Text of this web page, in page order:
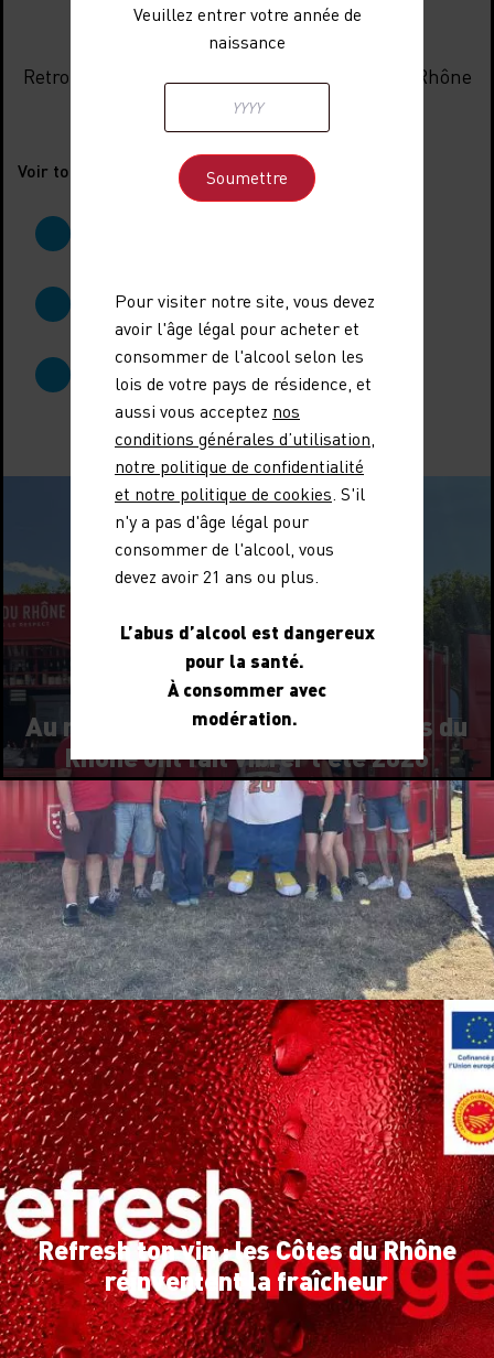
Les actualités
Retrouvez toute l'actualité des AOC Côtes du Rhône
en un clic !
Voir toutes les actualités
Au rythme des festivals : les Côtes du
Rhône ont fait vibrer l'été 2026
Refresh ton vin : les Côtes du Rhône
réinventent la fraîcheur
Veuillez entrer votre année de
naissance
Pour visiter notre site, vous devez
avoir l'âge légal pour acheter et
consommer de l'alcool selon les
lois de votre pays de résidence, et
aussi vous acceptez nos
conditions générales d’utilisation,
notre politique de confidentialité
et notre politique de cookies. S'il
n'y a pas d'âge légal pour
consommer de l'alcool, vous
devez avoir 21 ans ou plus.
L’abus d’alcool est dangereux
pour la santé.
À consommer avec
modération.